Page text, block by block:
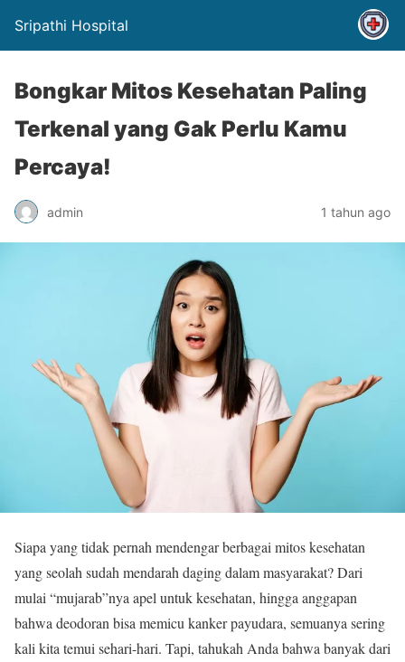
Sripathi Hospital
Bongkar Mitos Kesehatan Paling
Terkenal yang Gak Perlu Kamu
Percaya!
admin 1 tahun ago
Siapa yang tidak pernah mendengar berbagai mitos kesehatan
yang seolah sudah mendarah daging dalam masyarakat? Dari
mulai “mujarab”nya apel untuk kesehatan, hingga anggapan
bahwa deodoran bisa memicu kanker payudara, semuanya sering
kali kita temui sehari-hari. Tapi, tahukah Anda bahwa banyak dari